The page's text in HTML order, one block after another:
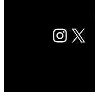
X اینستاگرم